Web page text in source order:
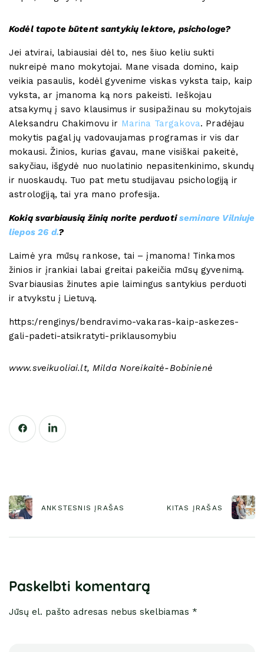
Kodėl tapote būtent santykių lektore, psichologe?
Jei atvirai, labiausiai dėl to, nes šiuo keliu sukti
nukreipė mano mokytojai. Mane visada domino, kaip
veikia pasaulis, kodėl gyvenime viskas vyksta taip, kaip
vyksta, ar įmanoma ką nors pakeisti. Ieškojau
atsakymų į savo klausimus ir susipažinau su mokytojais
Aleksandru Chakimovu ir Marina Targakova. Pradėjau
mokytis pagal jų vadovaujamas programas ir vis dar
mokausi. Žinios, kurias gavau, mane visiškai pakeitė,
sakyčiau, išgydė nuo nuolatinio nepasitenkinimo, skundų
ir nuoskaudų. Tuo pat metu studijavau psichologiją ir
astrologiją, tai yra mano profesija.
Kokią svarbiausią žinią norite perduotiseminare Vilniuje
liepos 26 d.?
Laimė yra mūsų rankose, tai – įmanoma! Tinkamos
žinios ir įrankiai labai greitai pakeičia mūsų gyvenimą.
Svarbiausias žinutes apie laimingus santykius perduoti
ir atvykstu į Lietuvą.
https:/renginys/bendravimo-vakaras-kaip-askezes-
gali-padeti-atsikratyti-priklausomybiu
www.sveikuoliai.lt, Milda Noreikaitė-Bobinienė
ANKSTESNIS ĮRAŠAS KITAS ĮRAŠAS
Paskelbti komentarą
Jūsų el. pašto adresas nebus skelbiamas *